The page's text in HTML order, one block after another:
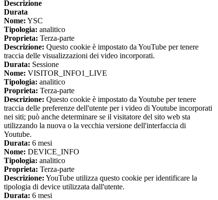
Descrizione
Durata
Nome: YSC
Tipologia: analitico
Proprieta: Terza-parte
Descrizione: Questo cookie è impostato da YouTube per tenere
traccia delle visualizzazioni dei video incorporati.
Durata: Sessione
Nome: VISITOR_INFO1_LIVE
Tipologia: analitico
Proprieta: Terza-parte
Descrizione: Questo cookie è impostato da Youtube per tenere
traccia delle preferenze dell'utente per i video di Youtube incorporati
nei siti; può anche determinare se il visitatore del sito web sta
utilizzando la nuova o la vecchia versione dell'interfaccia di
Youtube.
Durata: 6 mesi
Nome: DEVICE_INFO
Tipologia: analitico
Proprieta: Terza-parte
Descrizione: YouTube utilizza questo cookie per identificare la
tipologia di device utilizzata dall'utente.
Durata: 6 mesi